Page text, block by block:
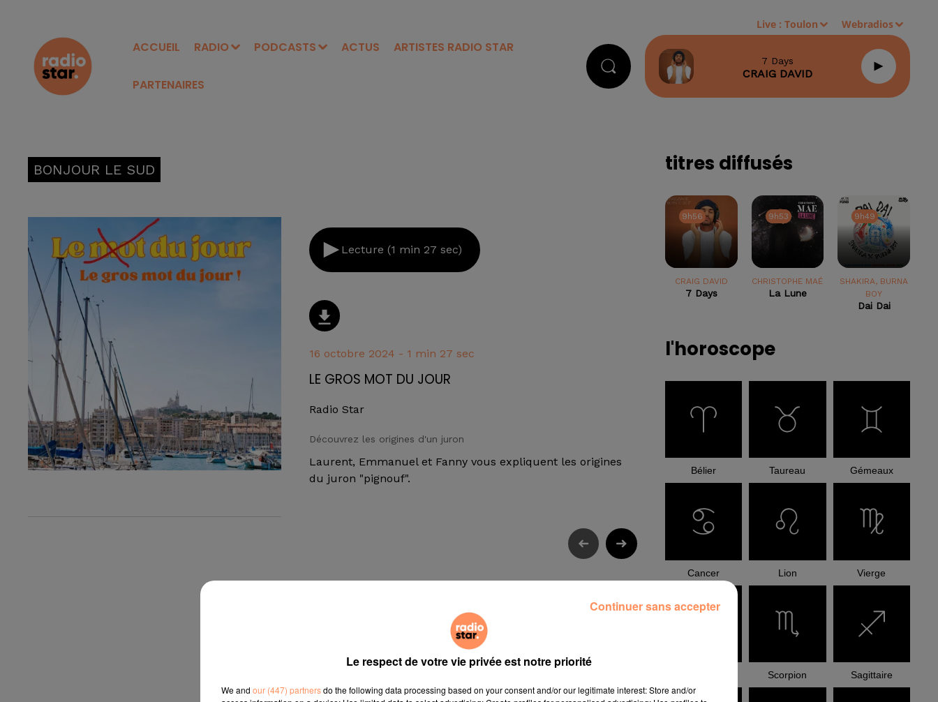
ACCUEIL RADIO PODCASTS ACTUS ARTISTES RADIO STAR
PARTENAIRES
Live :Toulon Webradios
7 Days
CRAIG DAVID
BONJOUR LE SUD
Lecture (1 min 27 sec)
16 octobre 2024 - 1 min 27 sec
LE GROS MOT DU JOUR
Radio Star
Découvrez les origines d'un juron
Laurent, Emmanuel et Fanny vous expliquent les origines
du juron "pignouf".
titres diffusés
9h56
9h56
CRAIG DAVID
7 Days
9h53
9h53
CHRISTOPHE MAÉ
La Lune
9h49
9h49
SHAKIRA, BURNA
BOY
Dai Dai
l'horoscope
Bélier Taureau Gémeaux
Cancer Lion Vierge
Scorpion Sagittaire
Le respect de votre vie privée est notre priorité
We and our (447) partnersdo the following data processing based on your consent and/or our legitimate interest: Store and/or
Continuer sans accepter